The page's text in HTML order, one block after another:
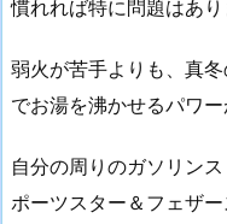
慣れれば特に問題はあり
弱火が苦手よりも、真
でお湯を沸かせるパワー
自分の周りのガソリン
ポーツスター＆フェザ